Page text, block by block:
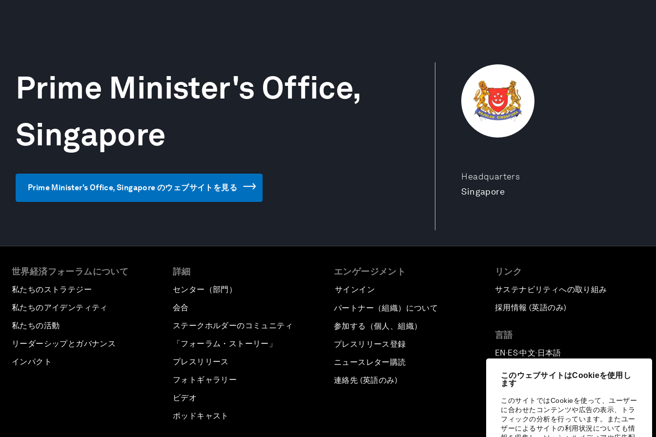
このウェブサイトはCookieを使用し
ます
このサイトではCookieを使って、ユーザー
に合わせたコンテンツや広告の表示、トラ
フィックの分析を行っています。またユー
ザーによるサイトの利用状況についても情
Headquarters
Singapore
Prime Minister's Office,
Singapore
Prime Minister's Office, Singapore のウェブサイトを見る
世界経済フォーラムについて
私たちのストラテジー
私たちのアイデンティティ
私たちの活動
リーダーシップとガバナンス
インパクト
詳細
センター（部門）
会合
ステークホルダーのコミュニティ
「フォーラム・ストーリー」
プレスリリース
フォトギャラリー
ビデオ
ポッドキャスト
エンゲージメント
サインイン
パートナー（組織）について
参加する（個人、組織）
プレスリリース登録
ニュースレター購読
連絡先 (英語のみ)
リンク
サステナビリティへの取り組み
採用情報 (英語のみ)
言語
EN ▪ES▪中文▪ 日本語